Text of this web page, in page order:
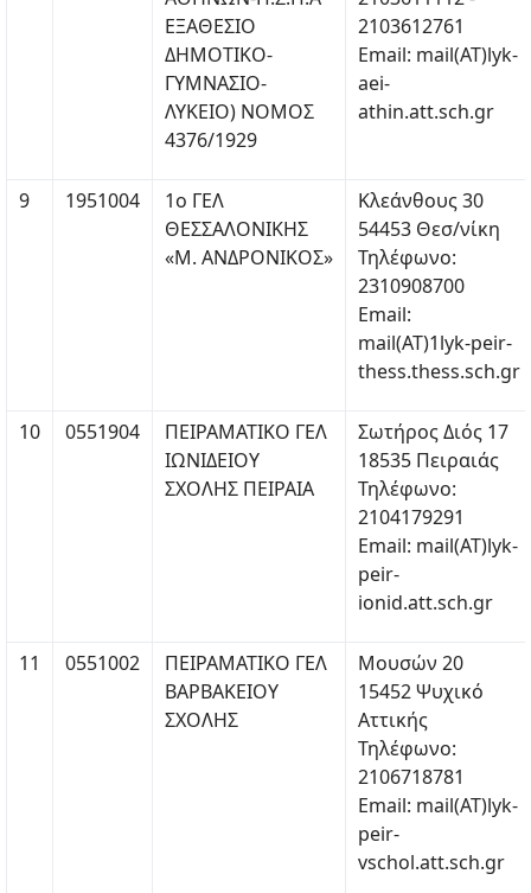
ΕΞΑΘΕΣΙΟ
ΔΗΜΟΤΙΚΟ-
ΓΥΜΝΑΣΙΟ-
ΛΥΚΕΙΟ) ΝΟΜΟΣ
4376/1929
2103612761
Email: mail(ΑΤ)lyk-
aei-
athin.att.sch.gr
9 1951004
1ο ΓΕΛ
ΘΕΣΣΑΛΟΝΙΚΗΣ
«Μ. ΑΝΔΡΟΝΙΚΟΣ»
Κλεάνθους 30
54453 Θεσ/νίκη
Τηλέφωνο:
2310908700
Email:
mail(ΑΤ)1lyk-peir-
thess.thess.sch.gr
10 0551904
ΠΕΙΡΑΜΑΤΙΚΟ ΓΕΛ
ΙΩΝΙΔΕΙΟΥ
ΣΧΟΛΗΣ ΠΕΙΡΑΙΑ
Σωτήρος Διός 17
18535 Πειραιάς
Τηλέφωνο:
2104179291
Email: mail(ΑΤ)lyk-
peir-
ionid.att.sch.gr
11 0551002
ΠΕΙΡΑΜΑΤΙΚΟ ΓΕΛ
ΒΑΡΒΑΚΕΙΟΥ
ΣΧΟΛΗΣ
Μουσών 20
15452 Ψυχικό
Αττικής
Τηλέφωνο:
2106718781
Email: mail(ΑΤ)lyk-
peir-
vschol.att.sch.gr